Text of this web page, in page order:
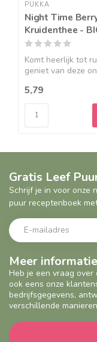
PUKKA
Night Time
Kruidenthee -
Komt heerlijk tot
geniet van deze
5,79
Meer informatie
Heb je een vraag
ook eens onze
bedrijfsgegevens,
verschillende
Gratis Leef
Schrijf je in voor onze
puur receptenboek